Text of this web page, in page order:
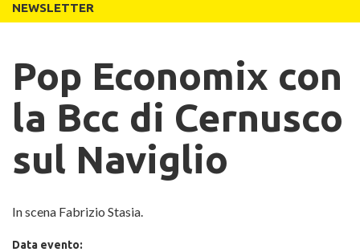
NEWSLETTER
Pop Economix con
la Bcc di Cernusco
sul Naviglio
In scena Fabrizio Stasia.
Data evento: